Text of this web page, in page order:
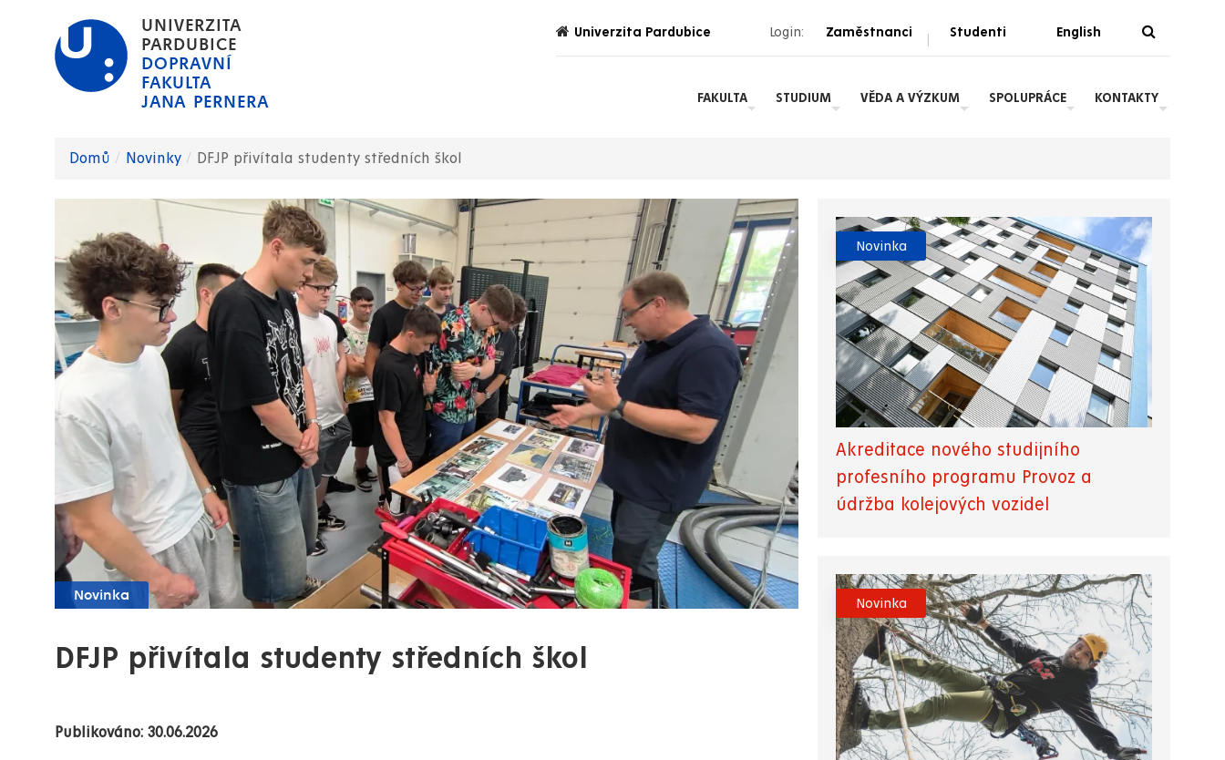
hlavnímu
UNIVERZITA
PARDUBICE
DOPRAVNÍ
FAKULTA
JANA PERNERA
Univerzita Pardubice Login: Zaměstnanci | Studenti English
FAKULTA STUDIUM VĚDA A VÝZKUM SPOLUPRÁCE KONTAKTY
navigace
Domů Novinky DFJP přivítala studenty středních škol
Novinka
DFJP přivítala studenty středních škol
Publikováno: 30.06.2026
Novinka
Akreditace nového studijního
profesního programu Provoz a
údržba kolejových vozidel
Novinka